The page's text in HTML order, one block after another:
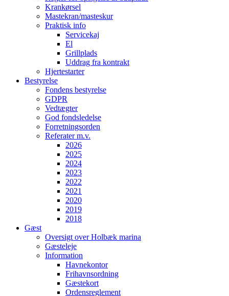
Krankørsel
Mastekran/masteskur
Praktisk info
Servicekaj
El
Grillplads
Uddrag fra kontrakt
Hjertestarter
Bestyrelse
Fondens bestyrelse
GDPR
Vedtægter
God fondsledelse
Forretningsorden
Referater m.v.
2026
2025
2024
2023
2022
2021
2020
2019
2018
Gæst
Oversigt over Holbæk marina
Gæsteleje
Information
Havnekontor
Frihavnsordning
Gæstekort
Ordensreglement